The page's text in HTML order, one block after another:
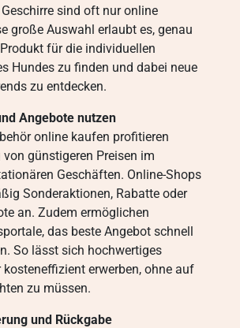
sind oft nur online
große Auswahl erlaubt es, genau
für die individuellen
Hundes zu finden und dabei neue
zu entdecken.
Angebote nutzen
online kaufen profitieren
günstigeren Preisen im
Geschäften. Online-Shops
Sonderaktionen, Rabatte oder
an. Zudem ermöglichen
das beste Angebot schnell
So lässt sich hochwertiges
kosteneffizient erwerben, ohne auf
zu müssen.
und Rückgabe